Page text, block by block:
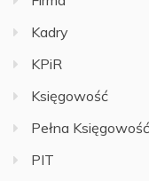
Kadry
KPiR
Księgowość
Pełna Księgowość
PIT